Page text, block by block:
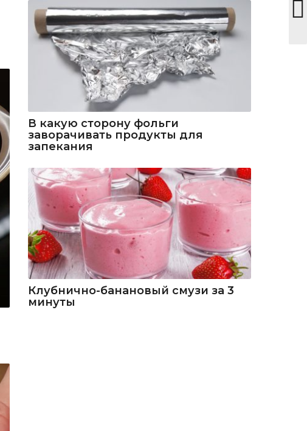
В какую сторону фольги
заворачивать продукты для
запекания
Клубнично-банановый смузи за 3
минуты